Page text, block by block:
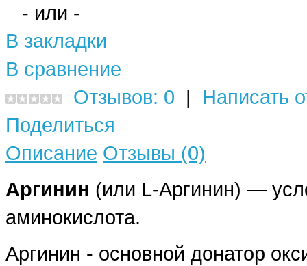
- или -
В закладки
В сравнение
Отзывов: 0 | Написать
Поделиться
Описание Отзывы (0)
Аргинин (или L-Аргинин) —
аминокислота.
Аргинин - основной донатор